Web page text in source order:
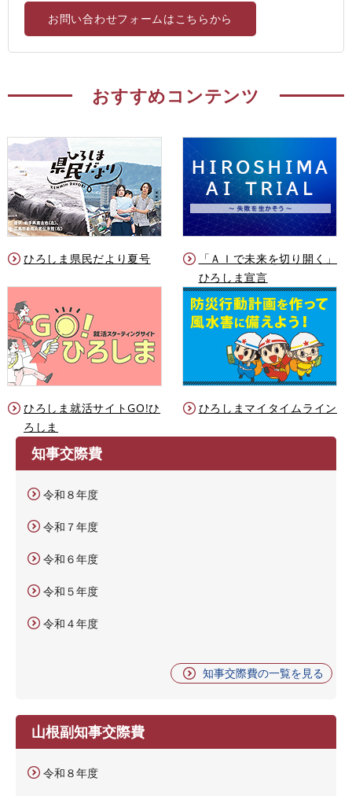
お問い合わせフォームはこちらから
おすすめコンテンツ
ひろしま県民だより夏号
「ＡＩで未来を切り開く」
ひろしま宣言
ひろしま就活サイトGO!ひ
ろしま
ひろしまマイタイムライン
知事交際費
令和８年度
令和７年度
令和６年度
令和５年度
令和４年度
知事交際費の一覧を見る
山根副知事交際費
令和８年度